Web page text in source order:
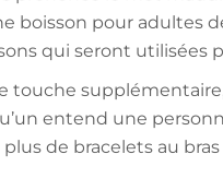
boisson pour adultes
qui seront utilisées
touche
entend une
de bracelets au